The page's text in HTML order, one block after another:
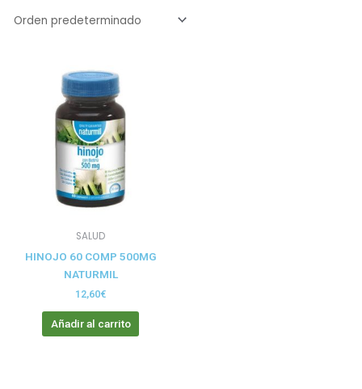
SALUD
HINOJO 60 COMP 500MG
NATURMIL
12,60€
Añadir al carrito